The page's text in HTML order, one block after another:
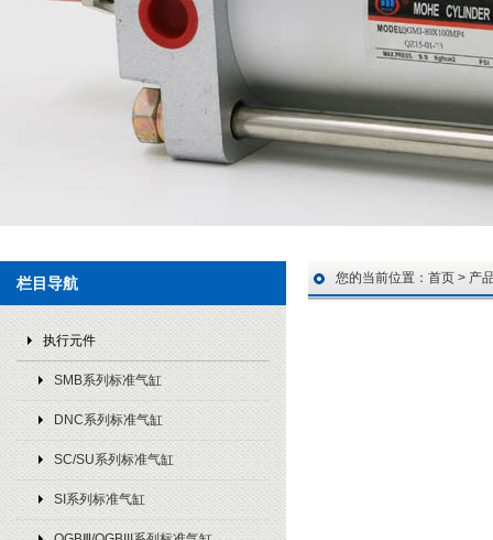
栏目导航
执行元件
SMB系列标准气缸
DNC系列标准气缸
SC/SU系列标准气缸
SI系列标准气缸
您的当前位置： 首页 > 产